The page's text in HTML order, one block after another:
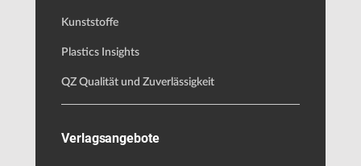
Kunststoffe
Plastics Insights
QZ Qualität und Zuverlässigkeit
Verlagsangebote